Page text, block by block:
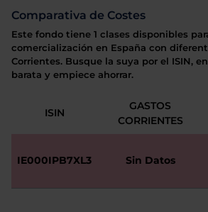
Comparativa de Costes
Este fondo tiene 1 clases disponibles
comercialización en España con
Corrientes. Busque la suya por el ISIN,
barata y empiece ahorrar.
ISIN
GASTOS
CORRIENTES
IE000IPB7XL3 Sin Datos